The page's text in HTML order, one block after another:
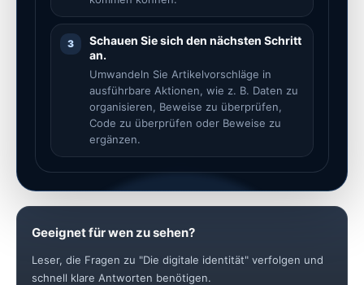
3
Schauen Sie sich den nächsten Schritt
an.
Umwandeln Sie Artikelvorschläge in
ausführbare Aktionen, wie z. B. Daten zu
organisieren, Beweise zu überprüfen,
Code zu überprüfen oder Beweise zu
ergänzen.
Geeignet für wen zu sehen?
Leser, die Fragen zu "Die digitale identität" verfolgen und
schnell klare Antworten benötigen.